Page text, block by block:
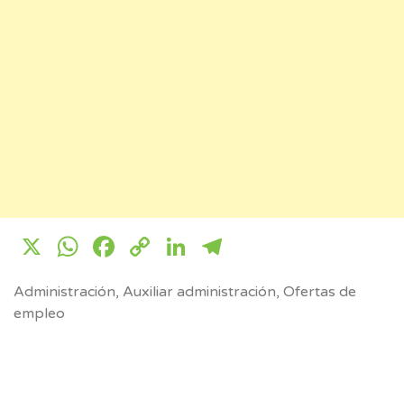
X WhatsApp
Facebook
CopyLinkedIn
Administración, Auxiliar administración, Ofertas de
empleo